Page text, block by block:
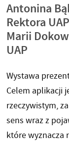
Antonina
Rektora
Marii
UAP
Wystawa
Celem aplikacji
rzeczywistym,
sens wraz z
które wyznacza